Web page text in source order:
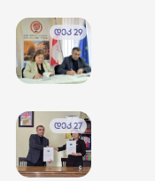
დეკ 29
დეკ 27